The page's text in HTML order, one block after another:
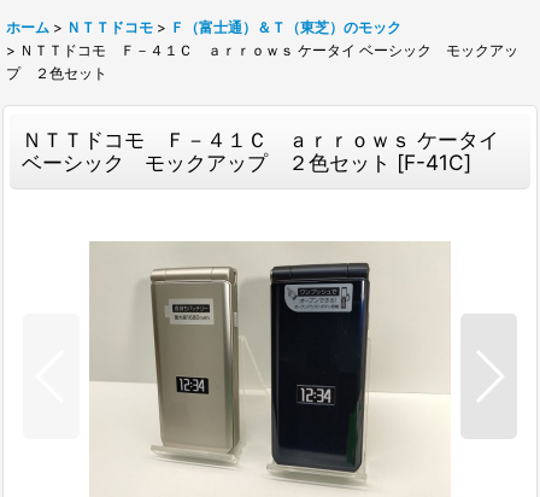
ホーム > ＮＴＴドコモ > Ｆ（富士通）＆Ｔ（東芝）のモック
> ＮＴＴドコモ Ｆ－４１Ｃ ａｒｒｏｗｓ ケータイ ベーシック モックアッ
プ ２色セット
ＮＴＴドコモ Ｆ－４１Ｃ ａｒｒｏｗｓ ケータイ
ベーシック モックアップ ２色セット [F-41C]